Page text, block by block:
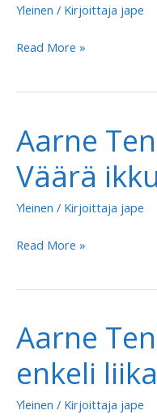
Yleinen / Kirjoittaja jape
Aarne
–
Leijona
Read More »
Aarne
Väärä
Yleinen / Kirjoittaja jape
Aarne
–
ikkuna
Read More »
Aarne
enkeli
Yleinen / Kirjoittaja jape